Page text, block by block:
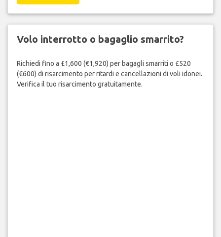
Volo interrotto o bagaglio smarrito?
Richiedi fino a £1,600 (€1,920) per bagagli smarriti o £520
(€600) di risarcimento per ritardi e cancellazioni di voli idonei.
Verifica il tuo risarcimento gratuitamente.